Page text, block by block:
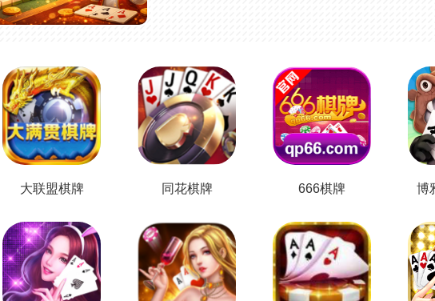
大联盟棋牌 同花棋牌 666棋牌 博